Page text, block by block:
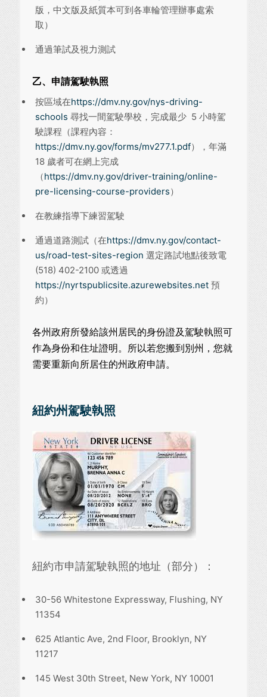
版，中文版及紙質本可到各車輪管理辦事處索
取）
通過筆試及視力測試
乙、申請駕駛執照
按區域在https://dmv.ny.gov/nys-driving-
schools 尋找一間駕駛學校，完成最少 5 小時駕
駛課程（課程內容：
https://dmv.ny.gov/forms/mv277.1.pdf），年滿
18 歲者可在網上完成
（https://dmv.ny.gov/driver-training/online-
pre-licensing-course-providers）
在教練指導下練習駕駛
通過道路測試（在https://dmv.ny.gov/contact-
us/road-test-sites-region 選定路試地點後致電
(518) 402-2100 或透過
https://nyrtspublicsite.azurewebsites.net 預
約）
各州政府所發給該州居民的身份證及駕駛執照可
作為身份和住址證明。所以若您搬到別州，您就
需要重新向所居住的州政府申請。
紐約州駕駛執照
紐約市申請駕駛執照的地址（部分）：
30-56 Whitestone Expressway, Flushing, NY
11354
625 Atlantic Ave, 2nd Floor, Brooklyn, NY
11217
145 West 30th Street, New York, NY 10001